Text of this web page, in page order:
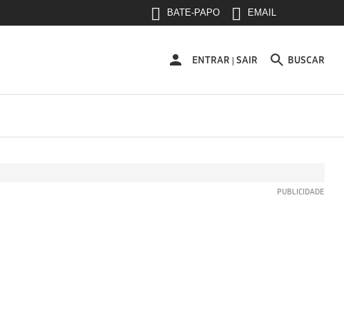
BATE-PAPO EMAIL
ENTRAR
ENTRAR | SAIR BUSCAR